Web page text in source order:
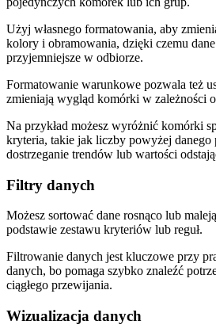
Użyj własnego formatowania, aby
kolory i obramowania, dzięki czemu
przyjemniejsze w odbiorze.
Formatowanie warunkowe pozwala też
zmieniają wygląd komórki w zależności
Na przykład możesz wyróżnić komórki
kryteria, takie jak liczby powyżej danego
dostrzeganie trendów lub wartości
Filtry danych
Możesz sortować dane rosnąco lub
podstawie zestawu kryteriów lub reguł.
Filtrowanie danych jest kluczowe przy
danych, bo pomaga szybko znaleźć
ciągłego przewijania.
Wizualizacja danych